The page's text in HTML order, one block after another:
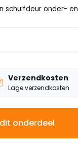
schuifdeur onder- en
Verzendkosten
Lage verzendkosten
onderdeel